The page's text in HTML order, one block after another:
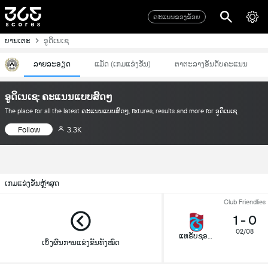
ຄະແນນຂອງຂ້ອຍ
ບານເຕະ ອູດິເນເຊ
ລາຍລະອຽດ ແມັດ (ເກມແຂ່ງຂັນ) ຕາຕະລາງອັນດັບຄະແນນ
ອູດິເນເຊ: ຄະແນນແບບສົດໆ
The place for all the latest ຄະແນນແບບສົດໆ, fixtures, results and more for ອູດິເນເຊ
Follow 3.3K
ເກມແຂ່ງຂັນຫຼ້າສຸດ
ເບິ່ງຜົນການແຂ່ງຂັນທັງໝົດ
Club Friendlies
ແທຣັບຊອນສະປໍ
1 - 0
02/08